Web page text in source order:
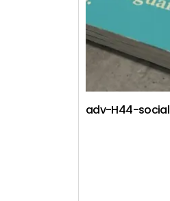
adv-H44-social